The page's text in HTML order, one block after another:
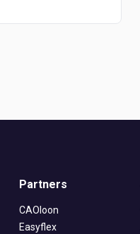
aan de
als jouw
Over het
Partners
CAOloon
Easyflex